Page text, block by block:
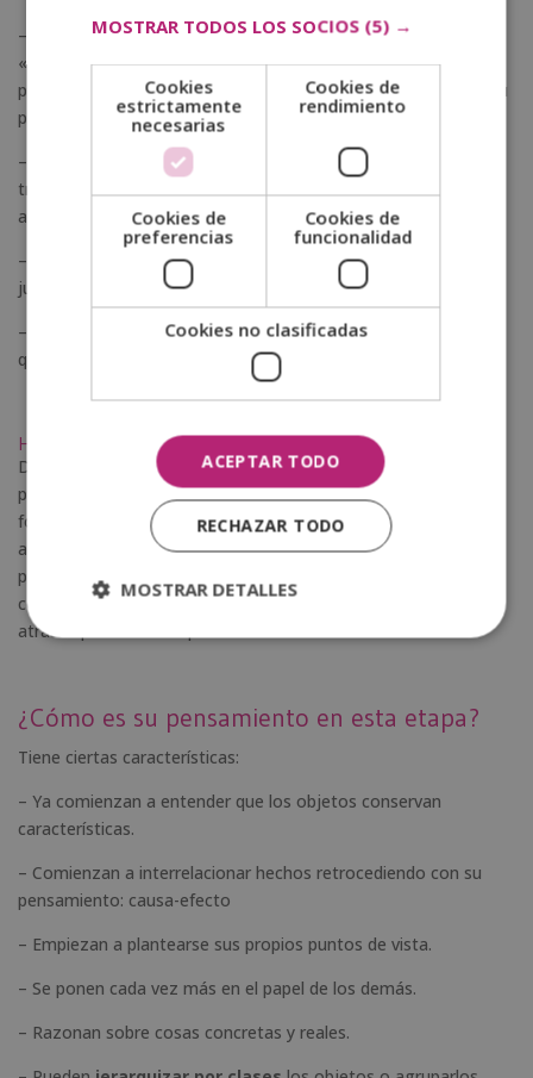
– Trabajo de la psicomotricidad fina, lo que les ayudará en el
«trazo» cuando comiencen su etapa escolar primaria. Este
punto se potencia con juegos que potencien su atención en su
propio cuerpo.
– La
psicología del conocimiento
se puede estimular a
través de su memoria auditiva. Intentad aplicar juegos o
actividades pedagógicas con sonidos y música.
– También es importante potenciar su
memoria visual
juegos como «adivinar objetos» o «quién es quien».
– Las
habilidades de aprendizajese refuerzan con juegos
que impulsan el
pensamiento y el razonamiento lógico
Habilidades cognitivas en la educación primaria
De los 6 a loes 12 años, es decir, en la etapa de la educación
primaria, las competencias cognitivas se potencian de otras
formas en base a sus cambios físicos y psicológicos. Las
actividades se enfocan aadquirir nocionesy a que su
pensamiento sea cada vez más lógico y crítico. Porque ya
comienza en sí mismo el razonamiento, los niños van dejando
atrás el pensamiento puramente intuitivo.
¿Cómo es su pensamiento en esta etapa?
Tiene ciertas características:
– Ya comienzan a entender que los objetos conservan
características.
– Comienzan a interrelacionar hechos retrocediendo con su
pensamiento: causa-efecto
– Empiezan a plantearse sus propios puntos de vista.
– Se ponen cada vez más en el papel de los demás.
– Razonan sobre cosas concretas y reales.
MOSTRAR TODOS LOS SOCIOS (5) →
Cookies
estrictamente
necesarias
Cookies de
rendimiento
Cookies de
preferencias
Cookies de
funcionalidad
Cookies no clasificadas
ACEPTAR TODO
RECHAZAR TODO
MOSTRAR DETALLES